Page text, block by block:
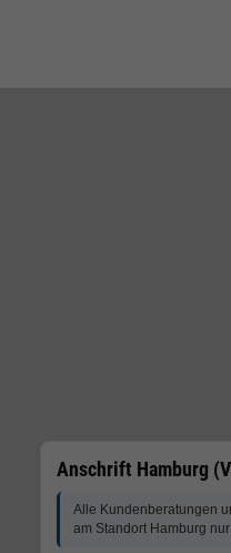
Anschrift Hamburg
Alle Kundenberatungen
am Standort Hamburg